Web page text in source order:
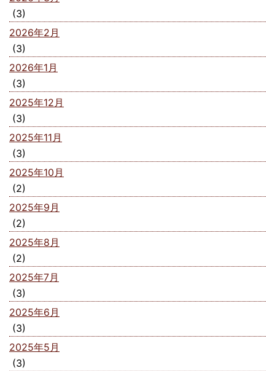
(3)
2026年2月
(3)
2026年1月
(3)
2025年12月
(3)
2025年11月
(3)
2025年10月
(2)
2025年9月
(2)
2025年8月
(2)
2025年7月
(3)
2025年6月
(3)
2025年5月
(3)